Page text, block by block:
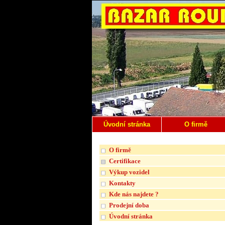
Úvodní stránka O firmě
O firmě
Certifikace
Výkup vozidel
Kontakty
Kde nás najdete ?
Prodejní doba
Úvodní stránka